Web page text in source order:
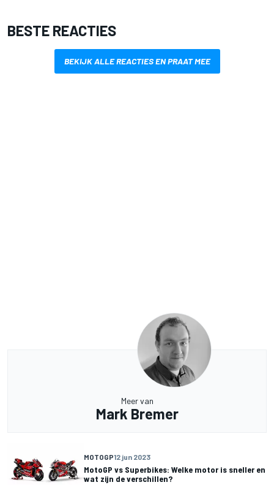
BESTE REACTIES
BEKIJK ALLE REACTIES EN PRAAT MEE
Meer van
Mark Bremer
MOTOGP12 jun 2023
MotoGP vs Superbikes: Welke motor is sneller en
wat zijn de verschillen?